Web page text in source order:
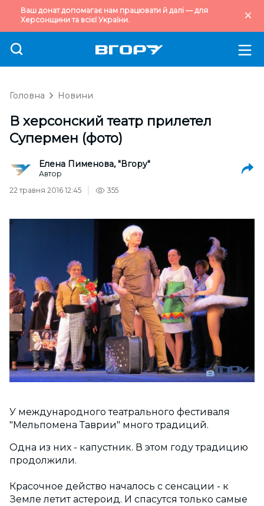
Ваш донат допомагає нам працювати й далі — для
Херсонщини та всієї України.
Головна Новини
В херсонский театр прилетел
Супермен (фото)
Елена Пименова, "Вгору"
Автор
22 травня 2016 12:45
355
У международного театрального фестиваля
"Мельпомена Таврии" много традиций.
Одна из них - капустник. В этом году традицию
продолжили.
Красочное действо началось с сенсации - к
Земле летит астероид. И спасутся только самые